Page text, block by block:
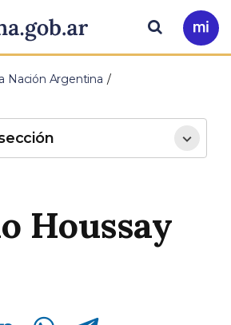
principal
Ir
a
Buscar
Nación Argentina
Houssay
Compartir en Whatsapp Compartir en Telegram